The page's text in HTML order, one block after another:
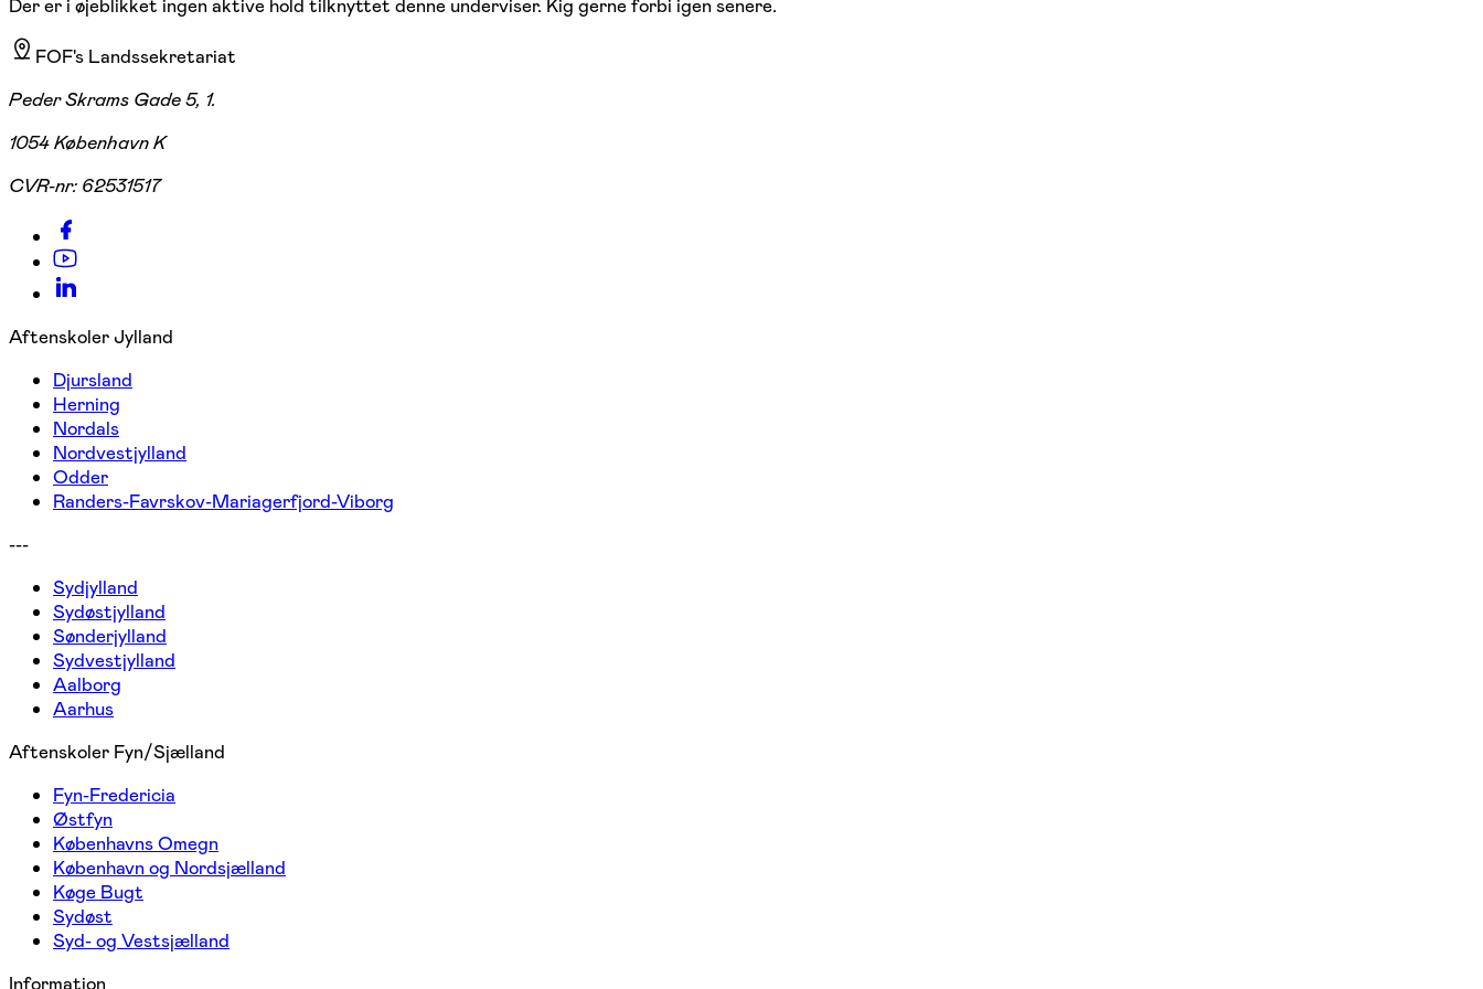
Der er i øjeblikket ingen aktive hold tilknyttet denne underviser. Kig gerne forbi igen senere.
FOF's Landssekretariat
Peder Skrams Gade 5, 1.
1054 København K
CVR-nr: 62531517
Aftenskoler Jylland
Djursland
Herning
Nordals
Nordvestjylland
Odder
Randers-Favrskov-Mariagerfjord-Viborg
---
Sydjylland
Sydøstjylland
Sønderjylland
Sydvestjylland
Aalborg
Aarhus
Aftenskoler Fyn/Sjælland
Fyn-Fredericia
Østfyn
Københavns Omegn
København og Nordsjælland
Køge Bugt
Sydøst
Syd- og Vestsjælland
Information